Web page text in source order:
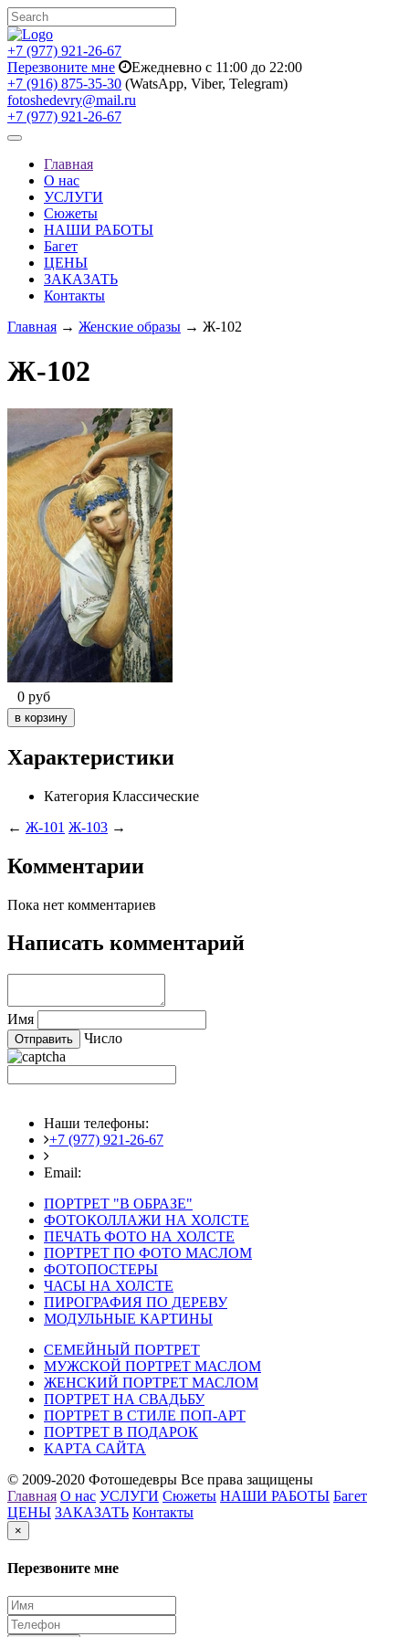
+7 (977) 921-26-67
Перезвоните мне
Ежедневно с 11:00 до 22:00
+7 (916) 875-35-30 (WatsApp, Viber, Telegram)
fotoshedevry@mail.ru
+7 (977) 921-26-67
Toggle
navigationГлавная
О нас
УСЛУГИ
Сюжеты
НАШИ РАБОТЫ
Багет
ЦЕНЫ
ЗАКАЗАТЬ
Контакты
Главная → Женские образы → Ж-102
Ж-102
0 руб
Характеристики
Категория Классические
← Ж-101 Ж-103 →
Комментарии
Пока нет комментариев
Написать комментарий
Имя
Число
Наши телефоны:
+7 (977) 921-26-67
Email:
ПОРТРЕТ "В ОБРАЗЕ"
ФОТОКОЛЛАЖИ НА ХОЛСТЕ
ПЕЧАТЬ ФОТО НА ХОЛСТЕ
ПОРТРЕТ ПО ФОТО МАСЛОМ
ФОТОПОСТЕРЫ
ЧАСЫ НА ХОЛСТЕ
ПИРОГРАФИЯ ПО ДЕРЕВУ
МОДУЛЬНЫЕ КАРТИНЫ
СЕМЕЙНЫЙ ПОРТРЕТ
МУЖСКОЙ ПОРТРЕТ МАСЛОМ
ЖЕНСКИЙ ПОРТРЕТ МАСЛОМ
ПОРТРЕТ НА СВАДЬБУ
ПОРТРЕТ В СТИЛЕ ПОП-АРТ
ПОРТРЕТ В ПОДАРОК
КАРТА САЙТА
© 2009-2020 Фотошедевры Все права защищены
Главная О нас УСЛУГИ Сюжеты НАШИ РАБОТЫ Багет
ЦЕНЫ ЗАКАЗАТЬ Контакты
×
Перезвоните мне